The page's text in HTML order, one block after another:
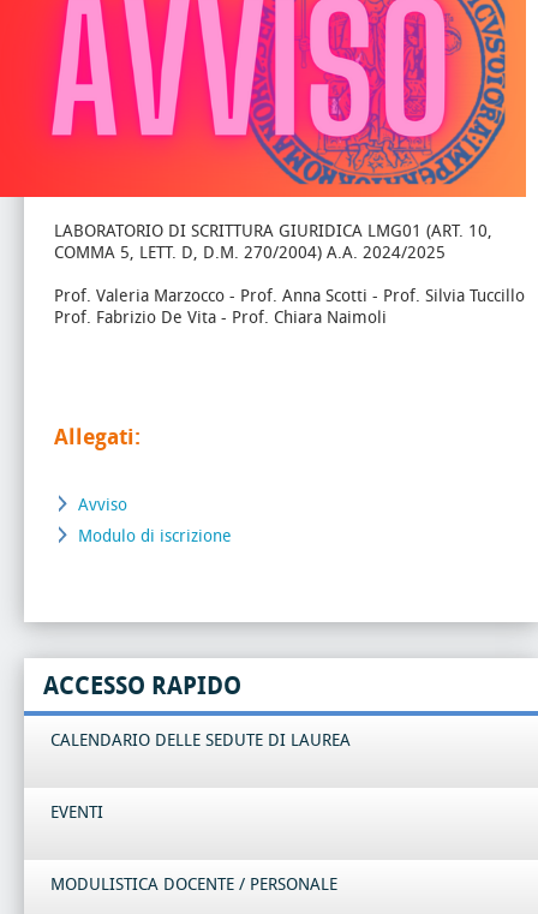
LABORATORIO DI SCRITTURA GIURIDICA LMG01 (ART. 10,
COMMA 5, LETT. D, D.M. 270/2004) A.A. 2024/2025
Prof. Valeria Marzocco - Prof. Anna Scotti - Prof. Silvia Tuccillo
Prof. Fabrizio De Vita - Prof. Chiara Naimoli
Allegati:
Avviso
Modulo di iscrizione
ACCESSO RAPIDO
CALENDARIO DELLE SEDUTE DI LAUREA
EVENTI
MODULISTICA DOCENTE / PERSONALE